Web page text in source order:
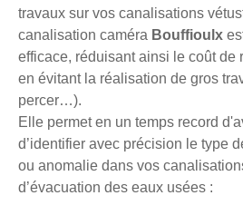
travaux sur vos canalisations
canalisation caméra Bouffioulx
efficace, réduisant ainsi le coût de
en évitant la réalisation de gros
percer…).
Elle permet en un temps record
d’identifier avec précision le type
ou anomalie dans vos
d’évacuation des eaux usées :